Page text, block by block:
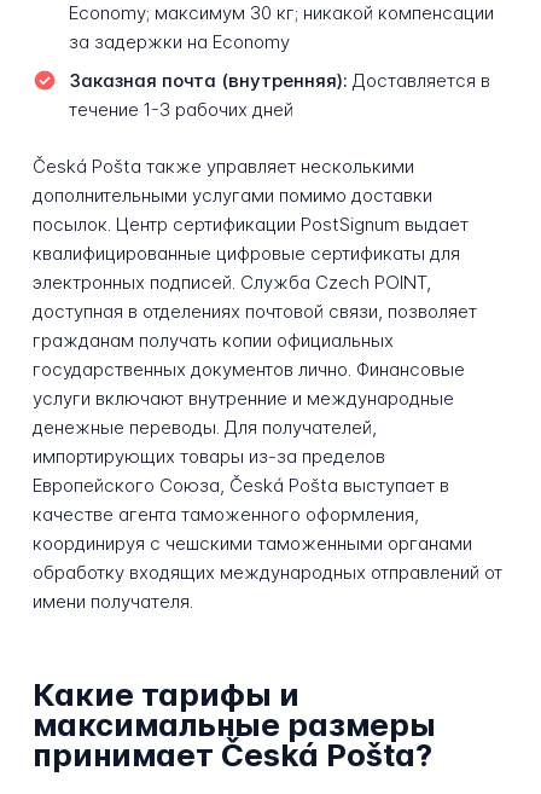
Economy; максимум 30 кг; никакой компенсации
за задержки на Economy
Заказная почта (внутренняя): Доставляется в
течение 1-3 рабочих дней
Česká Pošta также управляет несколькими
дополнительными услугами помимо доставки
посылок. Центр сертификации PostSignum выдает
квалифицированные цифровые сертификаты для
электронных подписей. Служба Czech POINT,
доступная в отделениях почтовой связи, позволяет
гражданам получать копии официальных
государственных документов лично. Финансовые
услуги включают внутренние и международные
денежные переводы. Для получателей,
импортирующих товары из-за пределов
Европейского Союза, Česká Pošta выступает в
качестве агента таможенного оформления,
координируя с чешскими таможенными органами
обработку входящих международных отправлений от
имени получателя.
Какие тарифы и
максимальные размеры
принимает Česká Pošta?